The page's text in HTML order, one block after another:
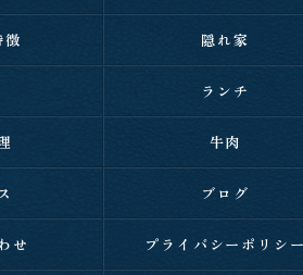
徴 隠れ家
ランチ
牛肉
ブログ
せ プライバシーポリシ